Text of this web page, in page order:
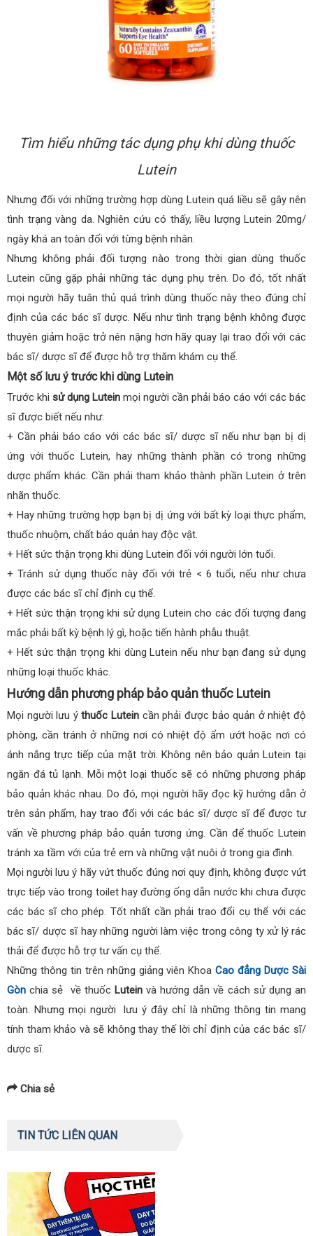
Tìm hiểu những tác dụng phụ khi dùng thuốc
Lutein
Nhưng đối với những trường hợp dùng Lutein quá liều sẽ gây nên
tình trạng vàng da. Nghiên cứu có thấy, liều lượng Lutein 20mg/
ngày khá an toàn đối với từng bệnh nhân.
Nhưng không phải đối tượng nào trong thời gian dùng thuốc
Lutein cũng gặp phải những tác dụng phụ trên. Do đó, tốt nhất
mọi người hãy tuân thủ quá trình dùng thuốc này theo đúng chỉ
định của các bác sĩ dược. Nếu như tình trạng bệnh không được
thuyên giảm hoặc trở nên nặng hơn hãy quay lại trao đổi với các
bác sĩ/ dược sĩ để được hỗ trợ thăm khám cụ thể.
Một số lưu ý trước khi dùng Lutein
Trước khi sử dụng Lutein mọi người cần phải báo cáo với các bác
sĩ được biết nếu như:
+ Cần phải báo cáo với các bác sĩ/ dược sĩ nếu như bạn bị dị
ứng với thuốc Lutein, hay những thành phần có trong những
dược phẩm khác. Cần phải tham khảo thành phần Lutein ở trên
nhãn thuốc.
+ Hay những trường hợp bạn bị dị ứng với bất kỳ loại thực phẩm,
thuốc nhuộm, chất bảo quản hay độc vật.
+ Hết sức thận trọng khi dùng Lutein đối với người lớn tuổi.
+ Tránh sử dụng thuốc này đối với trẻ < 6 tuổi, nếu như chưa
được các bác sĩ chỉ định cụ thể.
+ Hết sức thận trọng khi sử dụng Lutein cho các đối tượng đang
mắc phải bất kỳ bệnh lý gì, hoặc tiến hành phẫu thuật.
+ Hết sức thận trọng khi dùng Lutein nếu như bạn đang sử dụng
những loại thuốc khác.
Hướng dẫn phương pháp bảo quản thuốc Lutein
Mọi người lưu ýthuốc Lutein cần phải được bảo quản ở nhiệt độ
phòng, cần tránh ở những nơi có nhiệt độ ẩm ướt hoặc nơi có
ánh nắng trực tiếp của mặt trời. Không nên bảo quản Lutein tại
ngăn đá tủ lạnh. Mỗi một loại thuốc sẽ có những phương pháp
bảo quản khác nhau. Do đó, mọi người hãy đọc kỹ hướng dẫn ở
trên sản phẩm, hay trao đổi với các bác sĩ/ dược sĩ để được tư
vấn về phương pháp bảo quản tương ứng. Cần để thuốc Lutein
tránh xa tầm với của trẻ em và những vật nuôi ở trong gia đình.
Mọi người lưu ý hãy vứt thuốc đúng nơi quy định, không được vứt
trực tiếp vào trong toilet hay đường ống dẫn nước khi chưa được
các bác sĩ cho phép. Tốt nhất cần phải trao đổi cụ thể với các
bác sĩ/ dược sĩ hay những người làm việc trong công ty xử lý rác
thải để được hỗ trợ tư vấn cụ thể.
Những thông tin trên những giảng viên KhoaCao đẳng Dược Sài
Gòn chia sẻ về thuốc Luteinvà hướng dẫn về cách sử dụng an
toàn. Nhưng mọi người lưu ý đây chỉ là những thông tin mang
tính tham khảo và sẽ không thay thế lời chỉ định của các bác sĩ/
dược sĩ.
Chia sẻ
TIN TỨC LIÊN QUAN